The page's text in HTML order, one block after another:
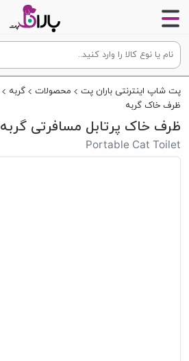
پت شاپ اینترنتی باران پت محصولات گربه
ظرف خاک گربه
ظرف خاک پرتابل مسافرتی گربه
Portable Cat Toilet